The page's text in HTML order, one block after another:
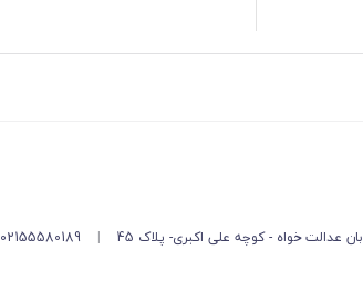
عدالت خواه - کوچه علی اکبری- پلاک 45 |
02155580189